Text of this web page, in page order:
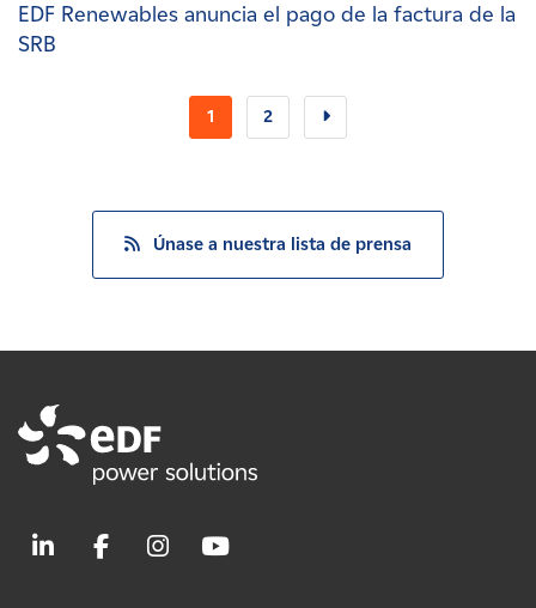
EDF Renewables anuncia el pago de la factura de la
SRB
1 2
Únase a nuestra lista de prensa